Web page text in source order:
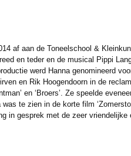
af aan de Toneelschool &
en teder en de musical Pippi
werd Hanna genomineerd
en Rik Hoogendoorn in de
en ‘Broers’. Ze speelde
te zien in de korte film
in gesprek met de zeer